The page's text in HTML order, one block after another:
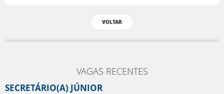
VOLTAR
VAGAS RECENTES
SECRETÁRIO(A) JÚNIOR